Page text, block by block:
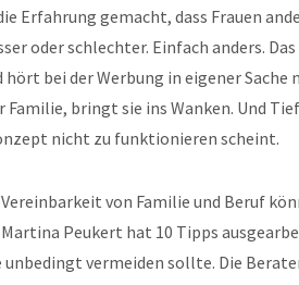
Erfahrung gemacht, dass Frauen
oder schlechter. Einfach anders.
hört bei der Werbung in eigener
Familie, bringt sie ins Wanken. Und
nicht zu funktionieren scheint.
von Familie und Beruf
Peukert hat 10 Tipps
unbedingt vermeiden sollte. Die